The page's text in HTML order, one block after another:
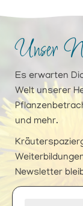
Unser
Es erwarten
Welt unserer
und mehr.
Newsletter